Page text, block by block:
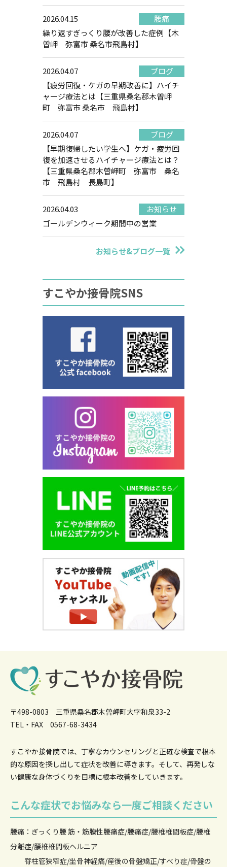
2026.04.15
腰痛
繰り返すぎっくり腰が改善した症例【木
曽岬 弥富市 桑名市飛島村】
2026.04.07
ブログ
【疲労回復・ケガの早期改善に】ハイチ
ャージ療法とは【三重県桑名郡木曽岬
町 弥富市 桑名市 飛島村】
2026.04.07
ブログ
【早期復帰したい学生へ】ケガ・疲労回
復を加速させるハイチャージ療法とは？
【三重県桑名郡木曽岬町 弥富市 桑名
市 飛島村 長島町】
2026.04.03
お知らせ
ゴールデンウィーク期間中の営業
お知らせ&ブログ一覧
すこやか接骨院SNS
〒498-0803 三重県桑名郡木曽岬町大字和泉33-2
TEL・FAX 0567-68-3434
すこやか接骨院では、丁寧なカウンセリングと正確な検査で根本
的な原因を探し出して症状を改善に導きます。そして、再発しな
い健康な身体づくりを目標に根本改善をしていきます。
こんな症状でお悩みなら一度ご相談ください
腰痛：ぎっくり腰 筋・筋膜性腰痛症/腰痛症/腰椎椎間板症/腰椎
分離症/腰椎椎間板ヘルニア
脊柱管狭窄症/坐骨神経痛/産後の骨盤矯正/すべり症/骨盤の